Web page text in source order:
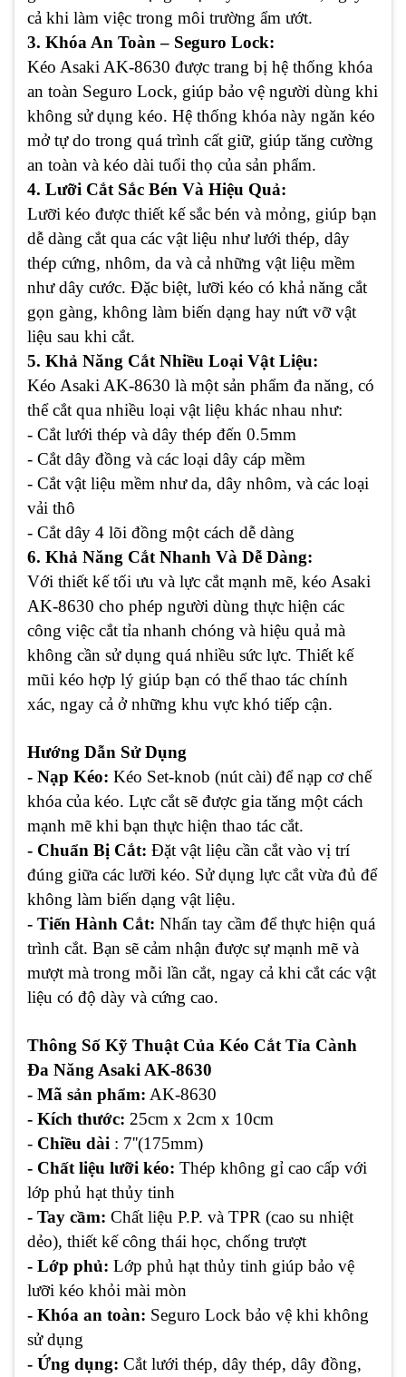
cả khi làm việc trong môi trường ẩm ướt.
3. Khóa An Toàn – Seguro Lock:
Kéo Asaki AK-8630 được trang bị hệ thống khóa
an toàn Seguro Lock, giúp bảo vệ người dùng khi
không sử dụng kéo. Hệ thống khóa này ngăn kéo
mở tự do trong quá trình cất giữ, giúp tăng cường
an toàn và kéo dài tuổi thọ của sản phẩm.
4. Lưỡi Cắt Sắc Bén Và Hiệu Quả:
Lưỡi kéo được thiết kế sắc bén và mỏng, giúp bạn
dễ dàng cắt qua các vật liệu như lưới thép, dây
thép cứng, nhôm, da và cả những vật liệu mềm
như dây cước. Đặc biệt, lưỡi kéo có khả năng cắt
gọn gàng, không làm biến dạng hay nứt vỡ vật
liệu sau khi cắt.
5. Khả Năng Cắt Nhiều Loại Vật Liệu:
Kéo Asaki AK-8630 là một sản phẩm đa năng, có
thể cắt qua nhiều loại vật liệu khác nhau như:
- Cắt lưới thép và dây thép đến 0.5mm
- Cắt dây đồng và các loại dây cáp mềm
- Cắt vật liệu mềm như da, dây nhôm, và các loại
vải thô
- Cắt dây 4 lõi đồng một cách dễ dàng
6. Khả Năng Cắt Nhanh Và Dễ Dàng:
Với thiết kế tối ưu và lực cắt mạnh mẽ, kéo Asaki
AK-8630 cho phép người dùng thực hiện các
công việc cắt tỉa nhanh chóng và hiệu quả mà
không cần sử dụng quá nhiều sức lực. Thiết kế
mũi kéo hợp lý giúp bạn có thể thao tác chính
xác, ngay cả ở những khu vực khó tiếp cận.
Hướng Dẫn Sử Dụng
- Nạp Kéo: Kéo Set-knob (nút cài) để nạp cơ chế
khóa của kéo. Lực cắt sẽ được gia tăng một cách
mạnh mẽ khi bạn thực hiện thao tác cắt.
- Chuẩn Bị Cắt: Đặt vật liệu cần cắt vào vị trí
đúng giữa các lưỡi kéo. Sử dụng lực cắt vừa đủ để
không làm biến dạng vật liệu.
- Tiến Hành Cắt: Nhấn tay cầm để thực hiện quá
trình cắt. Bạn sẽ cảm nhận được sự mạnh mẽ và
mượt mà trong mỗi lần cắt, ngay cả khi cắt các vật
liệu có độ dày và cứng cao.
Thông Số Kỹ Thuật Của Kéo Cắt Tỉa Cành
Đa Năng Asaki AK-8630
- Mã sản phẩm: AK-8630
- Kích thước: 25cm x 2cm x 10cm
- Chiều dài : 7''(175mm)
- Chất liệu lưỡi kéo: Thép không gỉ cao cấp với
lớp phủ hạt thủy tinh
- Tay cầm: Chất liệu P.P. và TPR (cao su nhiệt
dẻo), thiết kế công thái học, chống trượt
- Lớp phủ: Lớp phủ hạt thủy tinh giúp bảo vệ
lưỡi kéo khỏi mài mòn
- Khóa an toàn: Seguro Lock bảo vệ khi không
sử dụng
- Ứng dụng: Cắt lưới thép, dây thép, dây đồng,